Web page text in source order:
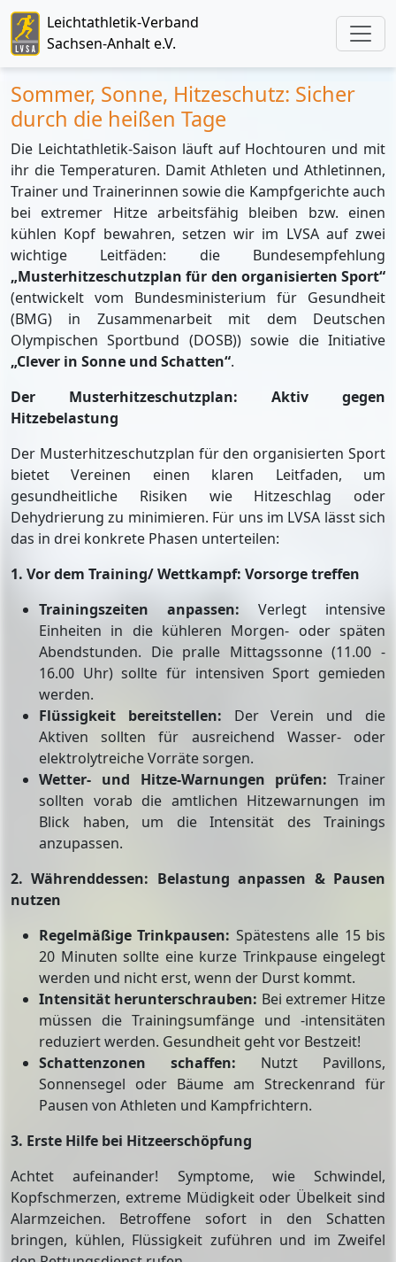
Leichtathletik-Verband
Sachsen-Anhalt e.V.
Sommer, Sonne, Hitzeschutz: Sicher
durch die heißen Tage
Die Leichtathletik-Saison läuft auf Hochtouren und mit
ihr die Temperaturen. Damit Athleten und Athletinnen,
Trainer und Trainerinnen sowie die Kampfgerichte auch
bei extremer Hitze arbeitsfähig bleiben bzw. einen
kühlen Kopf bewahren, setzen wir im LVSA auf zwei
wichtige Leitfäden: die Bundesempfehlung
„Musterhitzeschutzplan für den organisierten Sport“
(entwickelt vom Bundesministerium für Gesundheit
(BMG) in Zusammenarbeit mit dem Deutschen
Olympischen Sportbund (DOSB)) sowie die Initiative
„Clever in Sonne und Schatten“.
Der Musterhitzeschutzplan: Aktiv gegen
Hitzebelastung
Der Musterhitzeschutzplan für den organisierten Sport
bietet Vereinen einen klaren Leitfaden, um
gesundheitliche Risiken wie Hitzeschlag oder
Dehydrierung zu minimieren. Für uns im LVSA lässt sich
das in drei konkrete Phasen unterteilen:
1. Vor dem Training/ Wettkampf: Vorsorge treffen
Trainingszeiten anpassen: Verlegt intensive
Einheiten in die kühleren Morgen- oder späten
Abendstunden. Die pralle Mittagssonne (11.00 -
16.00 Uhr) sollte für intensiven Sport gemieden
werden.
Flüssigkeit bereitstellen: Der Verein und die
Aktiven sollten für ausreichend Wasser- oder
elektrolytreiche Vorräte sorgen.
Wetter- und Hitze-Warnungen prüfen: Trainer
sollten vorab die amtlichen Hitzewarnungen im
Blick haben, um die Intensität des Trainings
anzupassen.
2. Währenddessen: Belastung anpassen & Pausen
nutzen
Regelmäßige Trinkpausen: Spätestens alle 15 bis
20 Minuten sollte eine kurze Trinkpause eingelegt
werden und nicht erst, wenn der Durst kommt.
Intensität herunterschrauben: Bei extremer Hitze
müssen die Trainingsumfänge und -intensitäten
reduziert werden. Gesundheit geht vor Bestzeit!
Schattenzonen schaffen: Nutzt Pavillons,
Sonnensegel oder Bäume am Streckenrand für
Pausen von Athleten und Kampfrichtern.
3. Erste Hilfe bei Hitzeerschöpfung
Achtet aufeinander! Symptome, wie Schwindel,
Kopfschmerzen, extreme Müdigkeit oder Übelkeit sind
Alarmzeichen. Betroffene sofort in den Schatten
bringen, kühlen, Flüssigkeit zuführen und im Zweifel